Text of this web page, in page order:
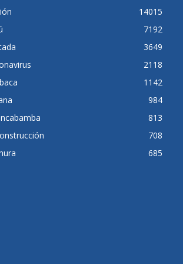
14015
7192
3649
2118
1142
984
813
708
685